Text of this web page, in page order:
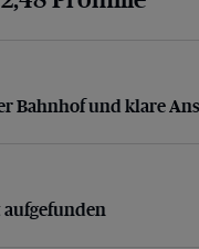
Bahnhof und klare
Bahnhof und klare